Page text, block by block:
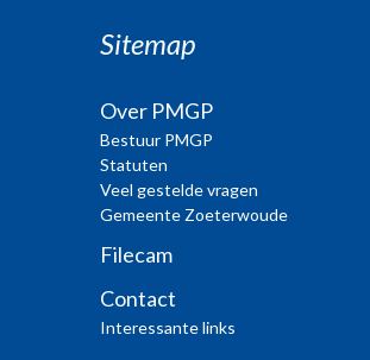
Sitemap
Over PMGP
Bestuur PMGP
Statuten
Veel gestelde vragen
Gemeente Zoeterwoude
Filecam
Contact
Interessante links